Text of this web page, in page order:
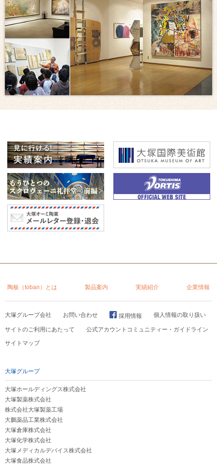
陶板（toban）とは 製品案内 実績紹介 企業情報
大塚グループ会社 お問い合わせ 採用情報 個人情報の取り扱い
サイトのご利用にあたって
公式アカウントコミュニティー・ガイドライン
サイトマップ
大塚グループ
大塚ホールディングス株式会社
大塚製薬株式会社
株式会社大塚製薬工場
大鵬薬品工業株式会社
大塚倉庫株式会社
大塚化学株式会社
大塚メディカルデバイス株式会社
大塚食品株式会社